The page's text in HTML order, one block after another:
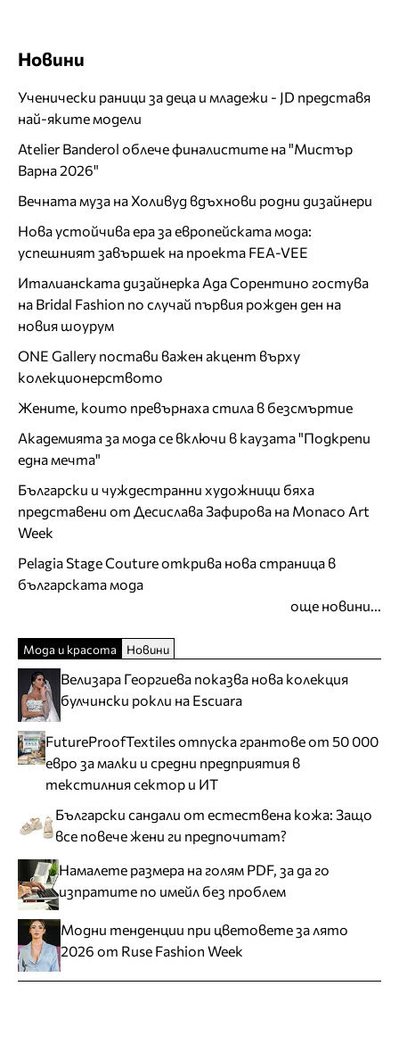
Новини
Ученически раници за деца и младежи - JD представя
най-яките модели
Atelier Banderol облече финалистите на "Мистър
Варна 2026"
Вечната муза на Холивуд вдъхнови родни дизайнери
Нова устойчива ера за европейската мода:
успешният завършек на проекта FEA-VEE
Италианската дизайнерка Ада Сорентино гостува
на Bridal Fashion по случай първия рожден ден на
новия шоурум
ONE Gallery постави важен акцент върху
колекционерството
Жените, които превърнаха стила в безсмъртие
Академията за мода се включи в каузата "Подкрепи
една мечта"
Български и чуждестранни художници бяха
представени от Десислава Зафирова на Monaco Art
Week
Pelagia Stage Couture открива нова страница в
българската мода
още новини...
Мода и красота Новини
Велизара Георгиева показва нова колекция
булчински рокли на Escuara
FutureProofTextiles отпуска грантове от 50 000
евро за малки и средни предприятия в
текстилния сектор и ИТ
Български сандали от естествена кожа: Защо
все повече жени ги предпочитат?
Намалете размера на голям PDF, за да го
изпратите по имейл без проблем
Модни тенденции при цветовете за лято
2026 от Ruse Fashion Week